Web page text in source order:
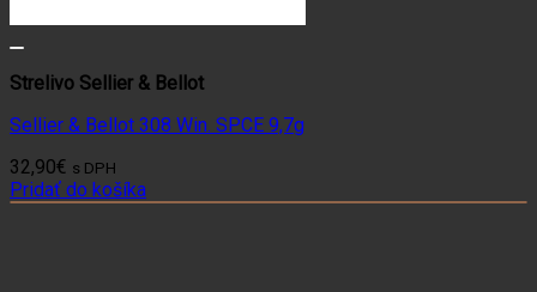
Strelivo Sellier & Bellot
Sellier & Bellot 308 Win. SPCE 9,7g
32,90€ s DPH
Pridať do košíka